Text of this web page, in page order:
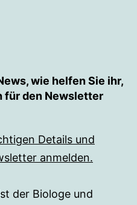
wie helfen Sie ihr,
für den Newsletter
Details und
anmelden.
der Biologe und